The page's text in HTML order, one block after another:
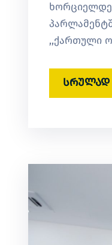
,,ქართული
სრულად